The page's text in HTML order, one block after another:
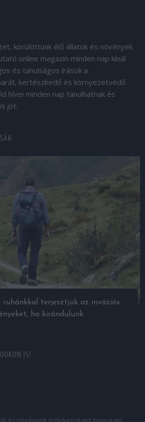
körülöttünk élő állatok és növények
online magazin minden nap kínál
és tanulságos írások a
kertészkedő és környezetvédő
hívei minden nap tanulhatnak és
jót.
ruhánkkal terjesztjük az inváziós
ha kirándulunk
IS!
és növények érdekességeit bemutató